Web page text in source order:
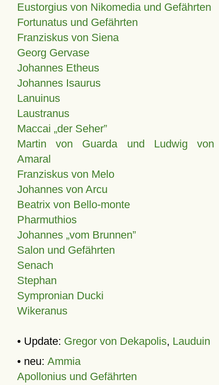
Eustorgius von Nikomedia und Gefährten
Fortunatus und Gefährten
Franziskus von Siena
Georg Gervase
Johannes Etheus
Johannes Isaurus
Lanuinus
Laustranus
Maccai „der Seher”
Martin von Guarda und Ludwig von
Amaral
Franziskus von Melo
Johannes von Arcu
Beatrix von Bello-monte
Pharmuthios
Johannes vom Brunnen
Salon und Gefährten
Senach
Stephan
Sympronian Ducki
Wikeranus
• Update: Gregor von Dekapolis, Lauduin
• neu: Ammia
Apollonius und Gefährten